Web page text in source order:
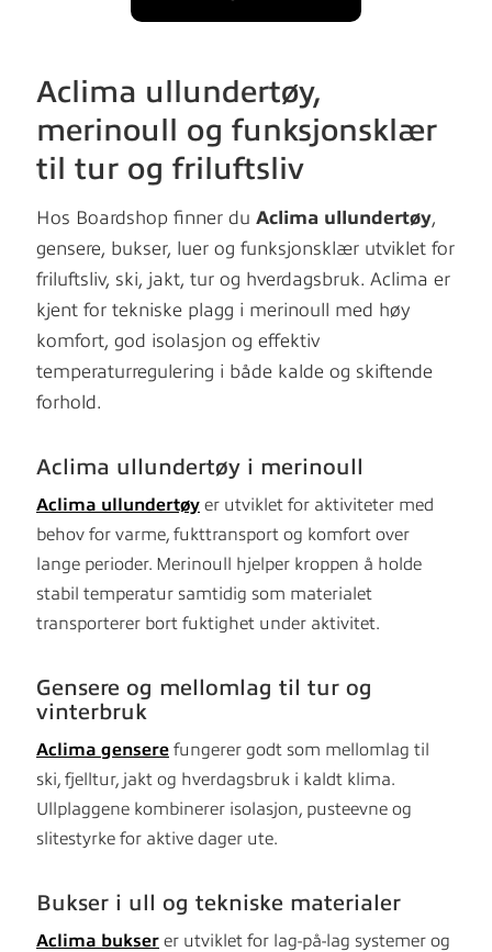
Aclima ullundertøy,
merinoull og funksjonsklær
til tur og friluftsliv
Hos Boardshop finner du Aclima ullundertøy,
gensere, bukser, luer og funksjonsklær utviklet for
friluftsliv, ski, jakt, tur og hverdagsbruk. Aclima er
kjent for tekniske plagg i merinoull med høy
komfort, god isolasjon og effektiv
temperaturregulering i både kalde og skiftende
forhold.
Aclima ullundertøy i merinoull
Aclima ullundertøy er utviklet for aktiviteter med
behov for varme, fukttransport og komfort over
lange perioder. Merinoull hjelper kroppen å holde
stabil temperatur samtidig som materialet
transporterer bort fuktighet under aktivitet.
Gensere og mellomlag til tur og
vinterbruk
Aclima gensere fungerer godt som mellomlag til
ski, fjelltur, jakt og hverdagsbruk i kaldt klima.
Ullplaggene kombinerer isolasjon, pusteevne og
slitestyrke for aktive dager ute.
Bukser i ull og tekniske materialer
Aclima bukser er utviklet for lag-på-lag systemer og